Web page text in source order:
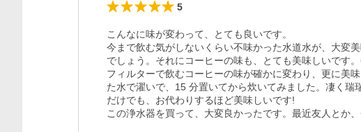
5
こんなに味が変わって、とても良いです。
今まで飲む気がしないくらい不味かった水道水が、大変
でしょう。それにコーヒーの味も、とても美味しいです
フィルターで飲むコーヒーの味が確かに変わり、更に美
た水で濯いで、15 分置いてから炊いてみました。凄く
だけでも、お代わりするほど美味しいです!
この浄水器を買って、大変良かったです。最近友人とか